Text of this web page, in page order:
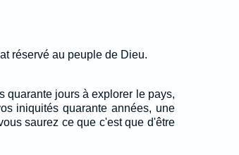
réservé au peuple de Dieu.
quarante jours à explorer le pays,
iniquités quarante années, une
saurez ce que c'est que d'être